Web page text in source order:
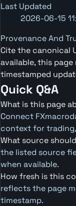
Last Updated
2026-06-15
Provenance And
Cite the canonical
available, this
timestamped
Quick Q&A
What is this page
Connect
context for
What source
the listed source
when available.
How fresh is this
reflects the page
timestamp.